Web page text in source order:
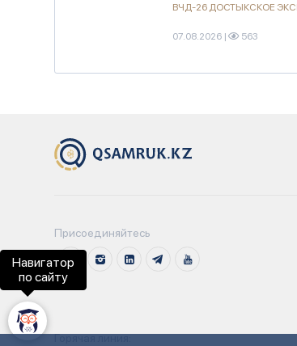
ВЧД-26 ДОСТЫКСКОЕ
07.08.2026 | 563
Присоединяйтесь
Горячая линия:
Навигатор
по сайту